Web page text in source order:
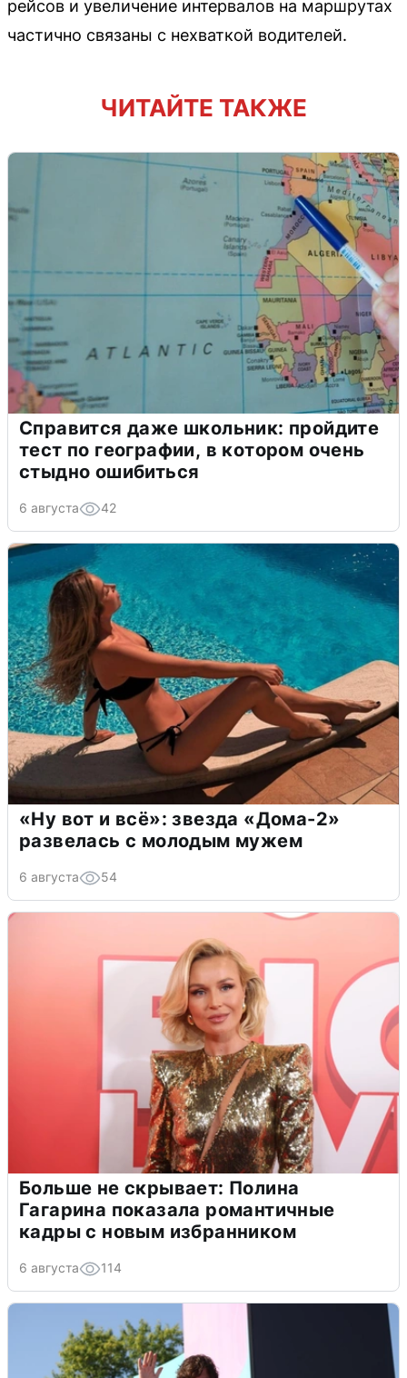
рейсов и увеличение интервалов на маршрутах
частично связаны с нехваткой водителей.
ЧИТАЙТЕ ТАКЖЕ
Справится даже школьник: пройдите
тест по географии, в котором очень
стыдно ошибиться
6 августа 42
«Ну вот и всё»: звезда «Дома-2»
развелась с молодым мужем
6 августа 54
Больше не скрывает: Полина
Гагарина показала романтичные
кадры с новым избранником
6 августа 114